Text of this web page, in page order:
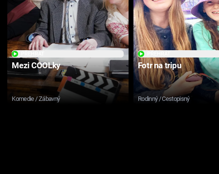
Mezi COOLky
Komedie / Zábavný
Fotr na tripu
Rodinný / Cestopisný